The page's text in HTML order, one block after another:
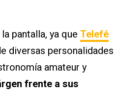
pantalla, ya que Telefé
diversas personalidades
amateur y
frente a sus